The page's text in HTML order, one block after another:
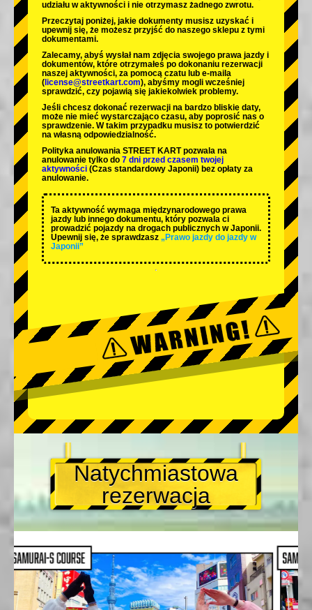
udziału w aktywności i nie otrzymasz żadnego zwrotu.
Przeczytaj poniżej, jakie dokumenty musisz uzyskać i
upewnij się, że możesz przyjść do naszego sklepu z tymi
dokumentami.
Zalecamy, abyś wysłał nam zdjęcia swojego prawa jazdy i
dokumentów, które otrzymałeś po dokonaniu rezerwacji
naszej aktywności, za pomocą czatu lub e-maila
( license@streetkart.com), abyśmy mogli wcześniej
sprawdzić, czy pojawią się jakiekolwiek problemy.
Jeśli chcesz dokonać rezerwacji na bardzo bliskie daty,
może nie mieć wystarczająco czasu, aby poprosić nas o
sprawdzenie. W takim przypadku musisz to potwierdzić
na własną odpowiedzialność.
Polityka anulowania STREET KART pozwala na
anulowanie tylko do 7 dni przed czasem twojej
aktywności (Czas standardowy Japonii) bez opłaty za
anulowanie.
Ta aktywność wymaga międzynarodowego prawa
jazdy lub innego dokumentu, który pozwala ci
prowadzić pojazdy na drogach publicznych w Japonii.
Upewnij się, że sprawdzasz „Prawo jazdy do jazdy w
Japonii”
Natychmiastowa
rezerwacja